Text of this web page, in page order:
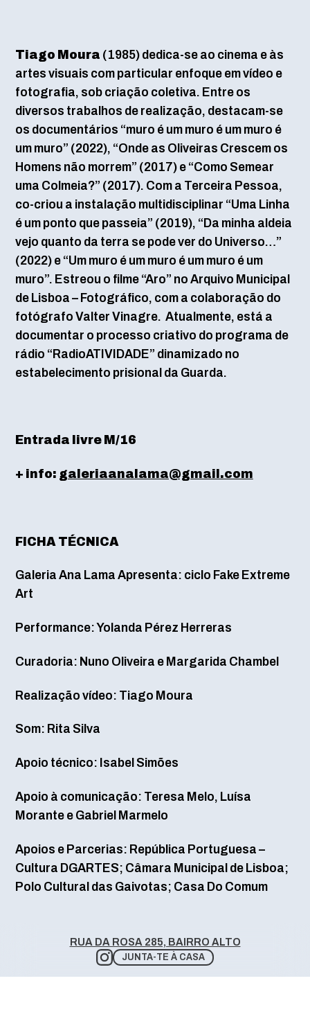
Tiago Moura (1985) dedica-se ao cinema e às
artes visuais com particular enfoque em vídeo e
fotografia, sob criação coletiva. Entre os
diversos trabalhos de realização, destacam-se
os documentários “muro é um muro é um muro é
um muro” (2022), “Onde as Oliveiras Crescem os
Homens não morrem” (2017) e “Como Semear
uma Colmeia?” (2017). Com a Terceira Pessoa,
co-criou a instalação multidisciplinar “Uma Linha
é um ponto que passeia” (2019), “Da minha aldeia
vejo quanto da terra se pode ver do Universo…”
(2022) e “Um muro é um muro é um muro é um
muro”. Estreou o filme “Aro” no Arquivo Municipal
de Lisboa – Fotográfico, com a colaboração do
fotógrafo Valter Vinagre. Atualmente, está a
documentar o processo criativo do programa de
rádio “RadioATIVIDADE” dinamizado no
estabelecimento prisional da Guarda.
Entrada livre M/16
+ info: galeriaanalama@gmail.com
FICHA TÉCNICA
Galeria Ana Lama Apresenta: ciclo Fake Extreme
Art
Performance: Yolanda Pérez Herreras
Curadoria: Nuno Oliveira e Margarida Chambel
Realização vídeo: Tiago Moura
Som: Rita Silva
Apoio técnico: Isabel Simões
Apoio à comunicação: Teresa Melo, Luísa
Morante e Gabriel Marmelo
Apoios e Parcerias: República Portuguesa –
Cultura DGARTES; Câmara Municipal de Lisboa;
Polo Cultural das Gaivotas; Casa Do Comum
RUA DA ROSA 285, BAIRRO ALTO
JUNTA-TE À CASA